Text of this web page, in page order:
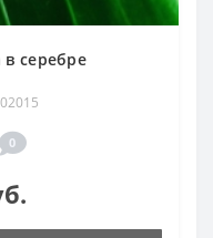
серебре
0